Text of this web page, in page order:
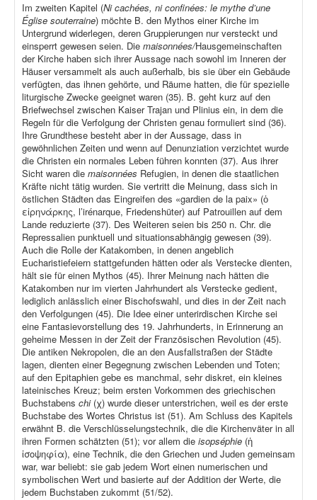
Im zweiten Kapitel (Ni cachées, ni confinées: le mythe d’une
Église souterraine) möchte B. den Mythos einer Kirche im
Untergrund widerlegen, deren Gruppierungen nur versteckt und
einsperrt gewesen seien. Die maisonnées/Hausgemeinschaften
der Kirche haben sich ihrer Aussage nach sowohl im Inneren der
Häuser versammelt als auch außerhalb, bis sie über ein Gebäude
verfügten, das ihnen gehörte, und Räume hatten, die für spezielle
liturgische Zwecke geeignet waren (35). B. geht kurz auf den
Briefwechsel zwischen Kaiser Trajan und Plinius ein, in dem die
Regeln für die Verfolgung der Christen genau formuliert sind (36).
Ihre Grundthese besteht aber in der Aussage, dass in
gewöhnlichen Zeiten und wenn auf Denunziation verzichtet wurde
die Christen ein normales Leben führen konnten (37). Aus ihrer
Sicht waren die maisonnées Refugien, in denen die staatlichen
Kräfte nicht tätig wurden. Sie vertritt die Meinung, dass sich in
östlichen Städten das Eingreifen des «gardien de la paix» (ὁ
εἰρηνάρκης, l’irénarque, Friedenshüter) auf Patrouillen auf dem
Lande reduzierte (37). Des Weiteren seien bis 250 n. Chr. die
Repressalien punktuell und situationsabhängig gewesen (39).
Auch die Rolle der Katakomben, in denen angeblich
Eucharistiefeiern stattgefunden hätten oder als Verstecke dienten,
hält sie für einen Mythos (45). Ihrer Meinung nach hätten die
Katakomben nur im vierten Jahrhundert als Verstecke gedient,
lediglich anlässlich einer Bischofswahl, und dies in der Zeit nach
den Verfolgungen (45). Die Idee einer unterirdischen Kirche sei
eine Fantasievorstellung des 19. Jahrhunderts, in Erinnerung an
geheime Messen in der Zeit der Französischen Revolution (45).
Die antiken Nekropolen, die an den Ausfallstraßen der Städte
lagen, dienten einer Begegnung zwischen Lebenden und Toten;
auf den Epitaphien gebe es manchmal, sehr diskret, ein kleines
lateinisches Kreuz; beim ersten Vorkommen des griechischen
Buchstabens chi (χ) wurde dieser unterstrichen, weil es der erste
Buchstabe des Wortes Christus ist (51). Am Schluss des Kapitels
erwähnt B. die Verschlüsselungstechnik, die die Kirchenväter in all
ihren Formen schätzten (51); vor allem die isopséphie (ἡ
ἰσοψηφία), eine Technik, die den Griechen und Juden gemeinsam
war, war beliebt: sie gab jedem Wort einen numerischen und
symbolischen Wert und basierte auf der Addition der Werte, die
jedem Buchstaben zukommt (51/52).